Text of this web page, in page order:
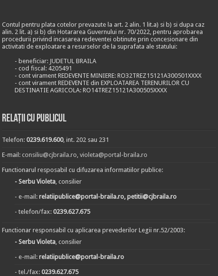
Contul pentru plata cotelor prevazute la art. 2 alin. 1 lit.a) si b) si dupa caz
alin. 2 lit. a) si b) din Hotararea Guvernului nr. 70/2022, pentru aprobarea
procedurii privind incasarea redeventei obtinute prin concesionare din
activitati de exploatare a resurselor de la suprafata ale statului:
- beneficiar: JUDETUL BRAILA
- cod fiscal: 4205491
- cont virament REDEVENTE MINIERE: RO32TREZ15121A300501XXXX
- cont virament REDEVENTE din EXPLOATAREA TERENURILOR CU
DESTINATIE AGRICOLA: RO14TREZ15121A300505XXXX
Relații cu publicul
Telefon:0239.619.600, int. 202 sau 231
E-mail:consiliu@cjbraila.ro,violeta@portal-braila.ro
Functionarul resposabil cu difuzarea informatiilor publice:
- Serbu Violeta, consilier
- e-mail:relatiipublice@portal-braila.ro, petitii@cjbraila.ro
- telefon/fax:0239.627.675
Functionar responsabil cu aplicarea prevederilor Legii nr.52/2003:
- Serbu Violeta, consilier
- e-mail:relatiipublice@portal-braila.ro
- tel./fax:0239.627.675